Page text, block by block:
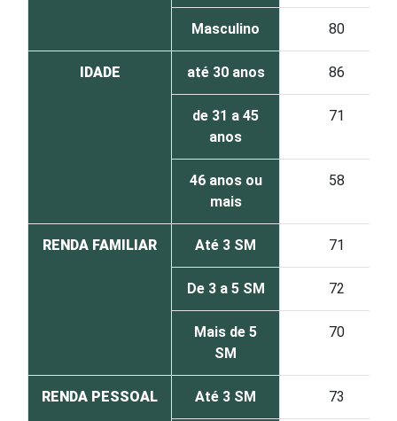
Masculino 80
IDADE até 30 anos 86
de 31 a 45
anos
71
46 anos ou
mais
58
RENDA FAMILIAR Até 3 SM 71
De 3 a 5 SM 72
Mais de 5
SM
70
RENDA PESSOAL Até 3 SM 73